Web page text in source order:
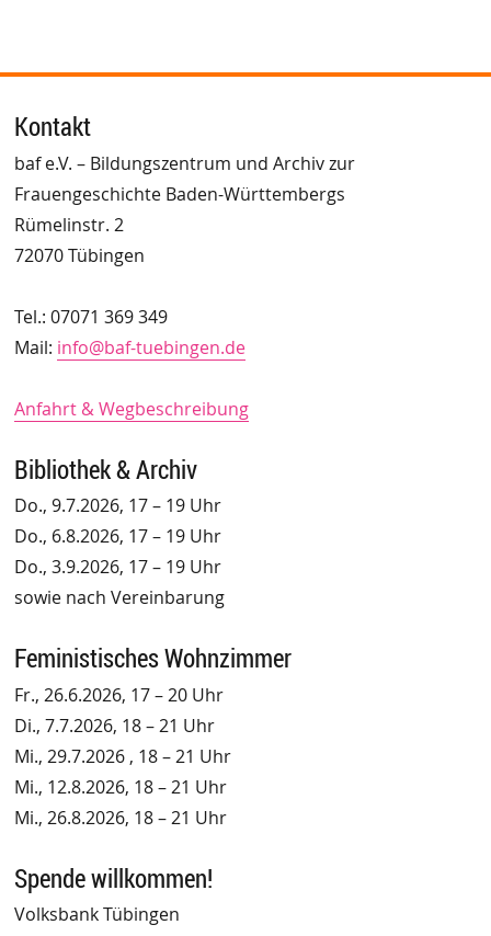
Kontakt
baf e.V. – Bildungszentrum und Archiv zur
Frauengeschichte Baden-Württembergs
Rümelinstr. 2
72070 Tübingen
Tel.: 07071 369 349
Mail: info@baf-tuebingen.de
Anfahrt & Wegbeschreibung
Bibliothek & Archiv
Do., 9.7.2026, 17 – 19 Uhr
Do., 6.8.2026, 17 – 19 Uhr
Do., 3.9.2026, 17 – 19 Uhr
sowie nach Vereinbarung
Feministisches Wohnzimmer
Fr., 26.6.2026, 17 – 20 Uhr
Di., 7.7.2026, 18 – 21 Uhr
Mi., 29.7.2026 , 18 – 21 Uhr
Mi., 12.8.2026, 18 – 21 Uhr
Mi., 26.8.2026, 18 – 21 Uhr
Spende willkommen!
Volksbank Tübingen